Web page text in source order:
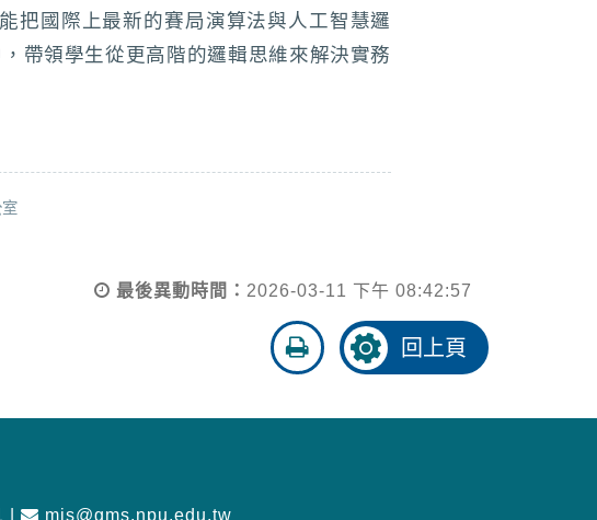
把國際上最新的賽局演算法與人工智慧邏
帶領學生從更高階的邏輯思維來解決實務
最後異動時間： 2026-03-11 下午 08:42:57
友
善
印
回上頁
mis@gms.npu.edu.tw